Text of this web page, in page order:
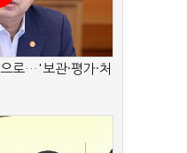
로…'보관·평가·처